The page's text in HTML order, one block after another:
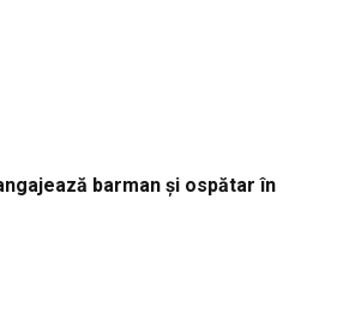
barman și ospătar în